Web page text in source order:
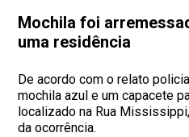
Mochila foi
uma residência
De acordo com o relato
mochila azul e um capacete
localizado na Rua
da ocorrência.